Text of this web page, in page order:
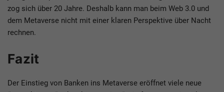
zog sich über 20 Jahre. Deshalb kann man beim Web 3.0 und
dem Metaverse nicht mit einer klaren Perspektive über Nacht
rechnen.
Fazit
Der Einstieg von Banken ins Metaverse eröffnet viele neue